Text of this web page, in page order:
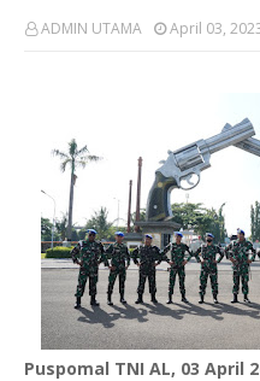
ADMIN UTAMA April 03,
Puspomal TNI AL, 03 April